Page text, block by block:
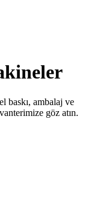
baskı, ambalaj ve
göz atın.